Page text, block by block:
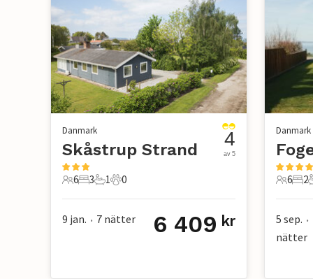
Danmark
Skåstrup Strand
6 Gäster
6
3 Sovrum
3
1 Badrum
1
0 Husdjur
0
4
av 5
9 jan. • 7 nätter 6 409 kr
Danmark
6
6
2
2
5 sep. •
nätter